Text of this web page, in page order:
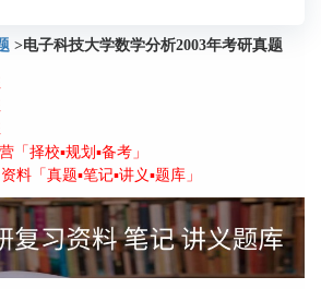
>电子科技大学数学分析2003年考研真题
「择校▪规划▪备考」
料「真题▪笔记▪讲义▪题库」